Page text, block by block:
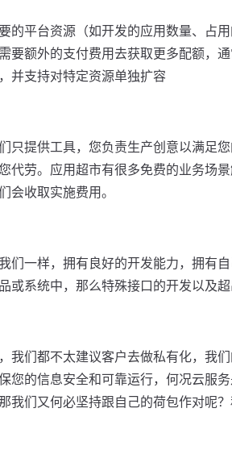
的平台资源（如开发的应用数量、占
要额外的支付费用去获取更多配额，
并支持对特定资源单独扩容
只提供工具，您负责生产创意以满足
代劳。应用超市有很多免费的业务场
会收取实施费用。
们一样，拥有良好的开发能力，拥有
或系统中，那么特殊接口的开发以及
我们都不太建议客户去做私有化，我
您的信息安全和可靠运行，何况云服
我们又何必坚持跟自己的荷包作对呢